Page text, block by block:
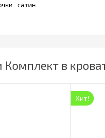
сатин
в
Хит!